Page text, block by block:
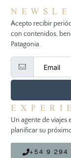
Acepto recibir
con contenidos,
Patagonia.
Un agente de viajes
planificar su
+54 9 294